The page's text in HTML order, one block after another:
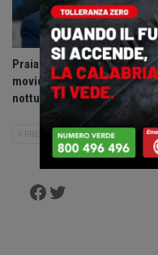
Praia a Mare: ordinanza
movida, vietate le uscite
notturne ai minori di 14
PRECEDENTE SUCCESSIVO
Facebook
Twitter